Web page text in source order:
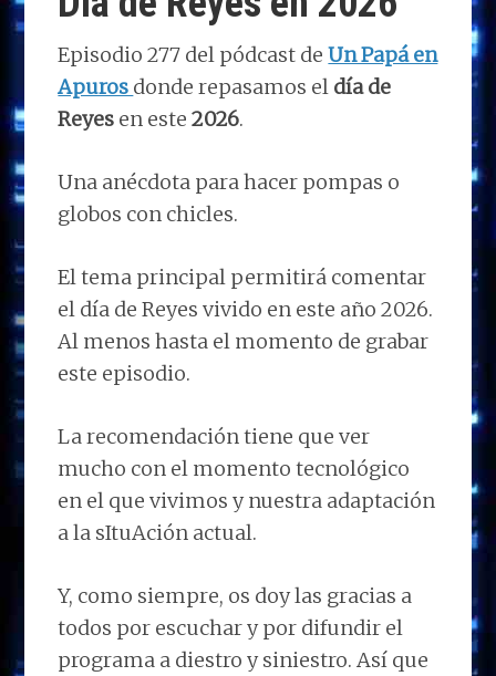
k
p
r
Episodio 277 del pódcast deUn Papá en
Apuros donde repasamos el día de
Reyes en este2026.
Una anécdota para hacer pompas o
globos con chicles.
El tema principal permitirá comentar
el día de Reyes vivido en este año 2026.
Al menos hasta el momento de grabar
este episodio.
La recomendación tiene que ver
mucho con el momento tecnológico
en el que vivimos y nuestra adaptación
a la sItuAción actual.
Y, como siempre, os doy las gracias a
todos por escuchar y por difundir el
programa a diestro y siniestro. Así que